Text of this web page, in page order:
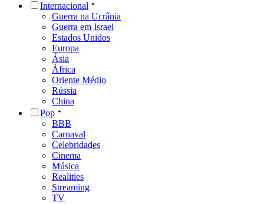
Internacional
Guerra na Ucrânia
Guerra em Israel
Estados Unidos
Europa
Ásia
África
Oriente Médio
Rússia
China
Pop
BBB
Carnaval
Celebridades
Cinema
Música
Realities
Streaming
TV